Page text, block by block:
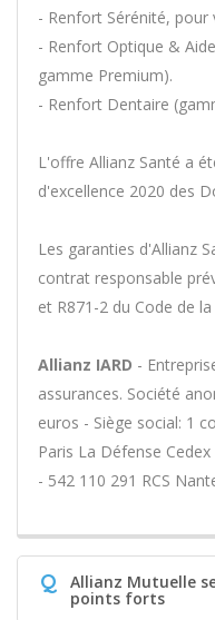
- Renfort Sérénité,
- Renfort Optique &
gamme Premium).
- Renfort Dentaire
L'offre Allianz Santé a
d'excellence 2020 des
Les garanties d'Allianz
contrat responsable
et R871-2 du Code de
Allianz IARD -
assurances. Société
euros - Siège social: 1
Paris La Défense Cedex
- 542 110 291 RCS
Q Allianz Mutuelle
points forts